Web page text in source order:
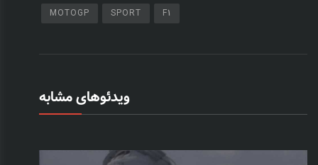
MOTOGP SPORT F1
ویدئوهای مشابه